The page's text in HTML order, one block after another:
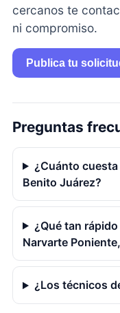
cercanos te
ni compromiso.
Publica tu
Preguntas
¿Cuánto
Benito Juárez?
¿Qué tan
Narvarte
¿Los técnicos